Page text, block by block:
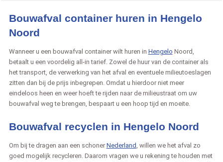
Bouwafval container huren in Hengelo
Noord
Wanneer u een bouwafval container wilt huren in Hengelo Noord,
betaalt u een voordelig all-in tarief. Zowel de huur van de container als
het transport, de verwerking van het afval en eventuele milieutoeslagen
zitten dan bij de prijs inbegrepen. Omdat u hierdoor niet meer
eindeloos heen en weer hoeft te rijden naar de milieustraat om uw
bouwafval weg te brengen, bespaart u een hoop tijd en moeite.
Bouwafval recyclen in Hengelo Noord
Om bij te dragen aan een schoner Nederland, willen we het afval zo
goed mogelijk recycleren. Daarom vragen we u rekening te houden met